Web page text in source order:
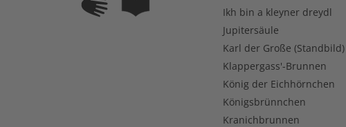
Ikh bin a kleyner dreydl
Jupitersäule
Karl der Große (Standbild)
Klappergass'-Brunnen
König der Eichhörnchen
Königsbrünnchen
Kranichbrunnen